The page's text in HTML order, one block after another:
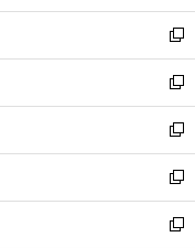
開
く
ウ
で
開
く
ン
ド
ウ
で
開
く
新
し
い
ウ
ィ
ン
ド
ウ
で
新
し
い
ウ
ィ
ン
ド
新
し
い
ウ
ィ
新
し
い
新